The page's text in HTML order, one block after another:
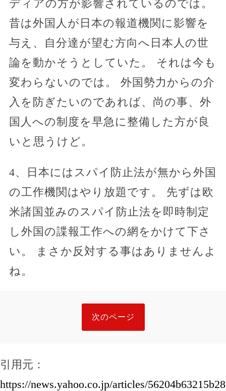
ディアの方が影響されているのでは。
昔は外国人が日本の報道機関に影響を
与え、自分達が望む方向へ日本人の世
論を動かそうとしていた。 それは今も
変わらないのでは。 外国勢力からの介
入を防ぎたいのであれば、尚の事、外
国人への制度を早急に整備した方が良
いと思うけど。
4、日本にはスパイ防止法が無から外国
の工作機関はやり放題です。 先ずは欧
米諸国並みのスパイ防止法を即時制定
し外国の諜報工作への網をかけて下さ
い。 まさか反対する事はありませんよ
ね。
次のページ
引用元：
https://news.yahoo.co.jp/articles/